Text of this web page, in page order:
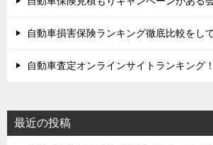
自動車損害保険ランキング徹底比較をし
自動車査定オンラインサイトランキング！
最近の投稿